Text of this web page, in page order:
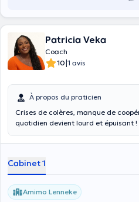
Patricia Veka
Coach
10|1 avis
À propos du praticien
Crises de colères, manque de
quotidien devient lourd et épuisant !
Cabinet 1
Amimo Lenneke